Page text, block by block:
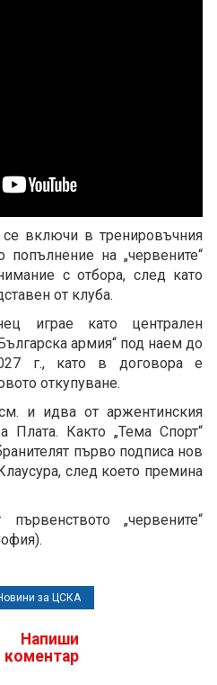
включи в тренировъчния
на „червените“
с отбора, след като
от клуба.
играе като централен
армия“ под наем до
г., като в договора е
откупуване.
и идва от аржентинския
Плата. Както „Тема Спорт“
първо подписа нов
след което премина
„червените“
за ЦСКА
Напиши
коментар